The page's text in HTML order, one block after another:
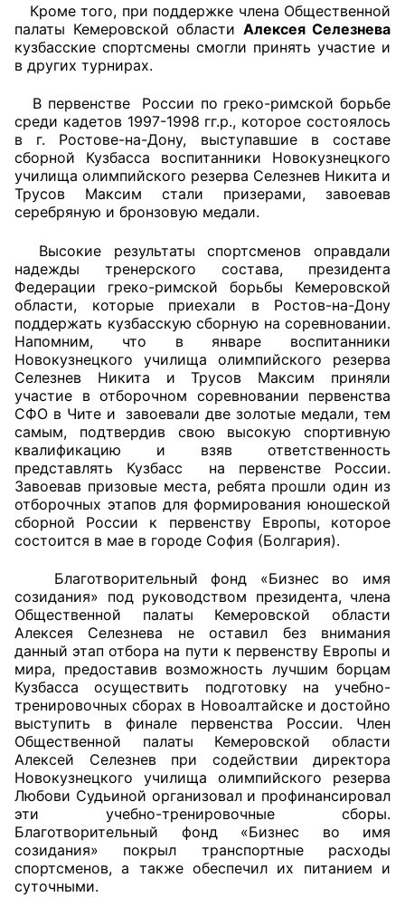
Доходы руководителя за 2024 г.
Кроме того, при поддержке члена Общественной
палаты Кемеровской области Алексея Селезнева
кузбасские спортсмены смогли принять участие и
в других турнирах.
В первенстве России по греко-римской борьбе
среди кадетов 1997-1998 гг.р., которое состоялось
в г. Ростове-на-Дону, выступавшие в составе
сборной Кузбасса воспитанники Новокузнецкого
училища олимпийского резерва Селезнев Никита и
Трусов Максим стали призерами, завоевав
серебряную и бронзовую медали.
Высокие результаты спортсменов оправдали
надежды тренерского состава, президента
Федерации греко-римской борьбы Кемеровской
области, которые приехали в Ростов-на-Дону
поддержать кузбасскую сборную на соревновании.
Напомним, что в январе воспитанники
Новокузнецкого училища олимпийского резерва
Селезнев Никита и Трусов Максим приняли
участие в отборочном соревновании первенства
СФО в Чите и завоевали две золотые медали, тем
самым, подтвердив свою высокую спортивную
квалификацию и взяв ответственность
представлять Кузбасс на первенстве России.
Завоевав призовые места, ребята прошли один из
отборочных этапов для формирования юношеской
сборной России к первенству Европы, которое
состоится в мае в городе София (Болгария).
Благотворительный фонд «Бизнес во имя
созидания» под руководством президента, члена
Общественной палаты Кемеровской области
Алексея Селезнева не оставил без внимания
данный этап отбора на пути к первенству Европы и
мира, предоставив возможность лучшим борцам
Кузбасса осуществить подготовку на учебно-
тренировочных сборах в Новоалтайске и достойно
выступить в финале первенства России. Член
Общественной палаты Кемеровской области
Алексей Селезнев при содействии директора
Новокузнецкого училища олимпийского резерва
Любови Судьиной организовал и профинансировал
эти учебно-тренировочные сборы.
Благотворительный фонд «Бизнес во имя
созидания» покрыл транспортные расходы
спортсменов, а также обеспечил их питанием и
суточными.